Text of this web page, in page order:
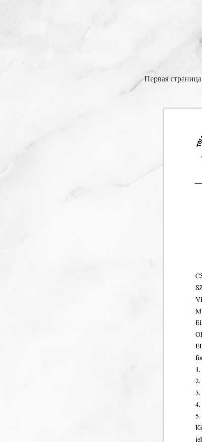
Первая страница